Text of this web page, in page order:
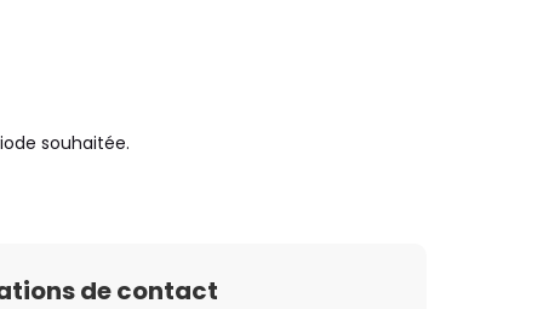
souhaitée.
de contact